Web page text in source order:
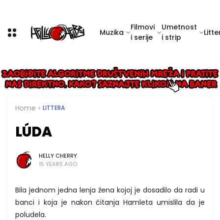
Muzika
Filmovi
i serije
Umetnost
i strip
Home LITTERA
LÚDA
HELLY CHERRY
15 YEARS AGO
Bila jednom jedna lenja žena kojoj je dosadilo da radi u
banci i koja je nakon čitanja Hamleta umislila da je
poludela.